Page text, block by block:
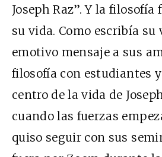
Joseph Raz”. Y la filosofía
su vida. Como escribía su
emotivo mensaje a sus
filosofía con estudiantes
centro de la vida de
cuando las fuerzas
quiso seguir con sus